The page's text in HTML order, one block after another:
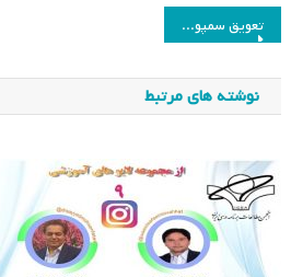
راهبری
نوشته
تعویق سمپوزیوم تجارب زیسته
نوشته های مرتبط